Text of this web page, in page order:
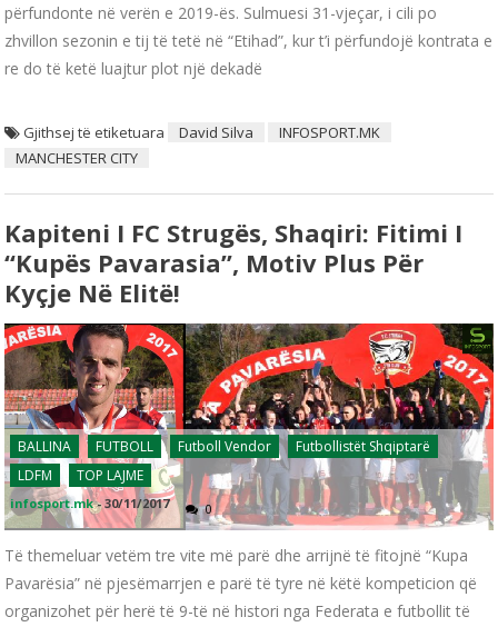
përfundonte në verën e 2019-ës. Sulmuesi 31-vjeçar, i cili po
zhvillon sezonin e tij të tetë në “Etihad”, kur t’i përfundojë kontrata e
re do të ketë luajtur plot një dekadë
Gjithsej të etiketuara David Silva
INFOSPORT.MK
MANCHESTER CITY
Kapiteni I FC Strugës, Shaqiri: Fitimi I
“Kupës Pavarasia”, Motiv Plus Për
Kyçje Në Elitë!
BALLINA FUTBOLL Futboll Vendor
Futbollistët Shqiptarë
LDFM
TOP LAJME
infosport.mk -30/11/2017 0
Të themeluar vetëm tre vite më parë dhe arrijnë të fitojnë “Kupa
Pavarësia” në pjesëmarrjen e parë të tyre në këtë kompeticion që
organizohet për herë të 9-të në histori nga Federata e futbollit të